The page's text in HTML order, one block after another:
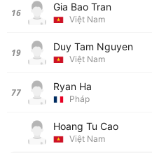
16 Gia Bao Tran
Việt Nam
19 Duy Tam Nguyen
Việt Nam
77 Ryan Ha
Pháp
Hoang Tu Cao
Việt Nam